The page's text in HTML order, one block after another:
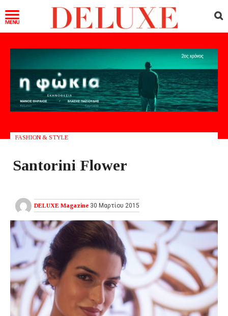
FASHION & STYLE
Santorini Flower
DELUXE Magazine 30 Μαρτίου 2015